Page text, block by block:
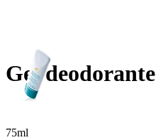
Gel deodorante
75ml